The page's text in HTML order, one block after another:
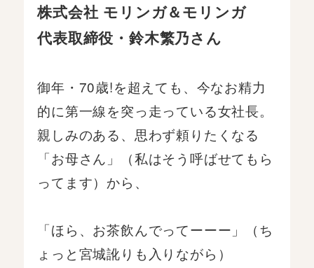
株式会社 モリンガ＆モリンガ
代表取締役・鈴木繁乃さん
御年・70歳!を超えても、今なお精力
的に第一線を突っ走っている女社長。
親しみのある、思わず頼りたくなる
「お母さん」（私はそう呼ばせてもら
ってます）から、
「ほら、お茶飲んでってーーー」（ち
ょっと宮城訛りも入りながら）